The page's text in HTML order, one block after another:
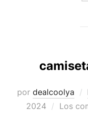
por dealcoolya
2024
Los